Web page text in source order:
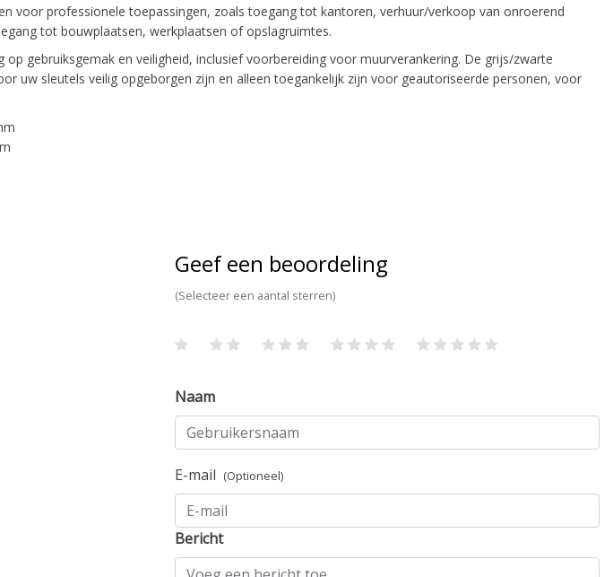
voor professionele toepassingen, zoals toegang tot kantoren, verhuur/verkoop van onroerend
tot bouwplaatsen, werkplaatsen of opslagruimtes.
gebruiksgemak en veiligheid, inclusief voorbereiding voor muurverankering. De grijs/zwarte
uw sleutels veilig opgeborgen zijn en alleen toegankelijk zijn voor geautoriseerde personen, voor
Geef een beoordeling
(Selecteer een aantal sterren)
Naam
E-mail (Optioneel)
Bericht